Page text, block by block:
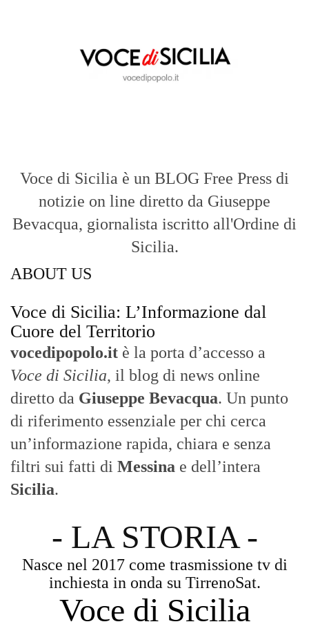
Voce di Sicilia è un BLOG Free Press di
notizie on line diretto da Giuseppe
Bevacqua, giornalista iscritto all'Ordine di
Sicilia.
ABOUT US
Voce di Sicilia: L’Informazione dal
Cuore del Territorio
vocedipopolo.it è la porta d’accesso a
Voce di Sicilia, il blog di news online
diretto da Giuseppe Bevacqua. Un punto
di riferimento essenziale per chi cerca
un’informazione rapida, chiara e senza
filtri sui fatti di Messina e dell’intera
Sicilia.
- LA STORIA -
Nasce nel 2017 come trasmissione tv di
inchiesta in onda su TirrenoSat.
Voce di Sicilia